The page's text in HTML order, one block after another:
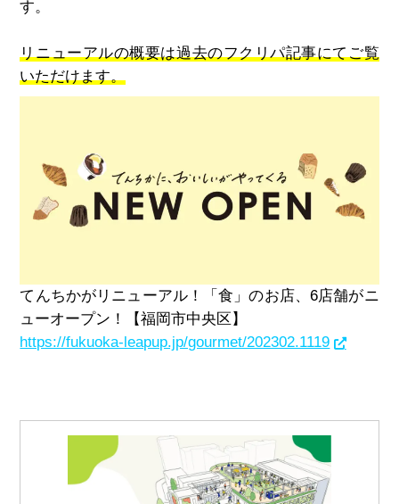
す。
リニューアルの概要は過去のフクリパ記事にてご覧
いただけます。
てんちかがリニューアル！「食」のお店、6店舗がニ
ューオープン！【福岡市中央区】
https://fukuoka-leapup.jp/gourmet/202302.1119